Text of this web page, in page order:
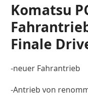
Komatsu
Finale
-neuer Fahrantrieb
-Antrieb von